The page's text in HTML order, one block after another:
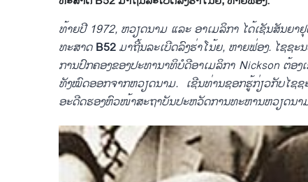
ທ້າຍ​ປີ 1972, ຫວຽດນາມ ​ແລະ ອາ​ເມ​ລິ​ກາ ​ໄດ້​ເຊັນສັນ​ຍ
ທະ​ສາດ​B52ມາຖີ້ນລະ​ເບີດ​ລົງ​ຮ່າ​ໂນ້ຍ, ຫາຍ​ຟ່ອງ. ​ໄຊຊະ
ການ​ປົກຄອງ​ຂອງ​ປະທານາທິບໍດີ​ອາ​ເມ​ລິ​ກາ Nickson ຕ້ອ
ທັງ​ໝົ​ດອອກ​ຈາກ​ຫວຽດນາມ. ​ເຊີນ​ທ່ານ​ຊອກ​ຮູ້​ກ່ຽວ​ກັບ​ໄຊ
ອະດີດ​ຮອງ​ຫົວໜ້າ​ສະ​ຖາ​ບັນ​ປະຫວັດການ​ທະຫານ​ຫວຽ​ດນາ